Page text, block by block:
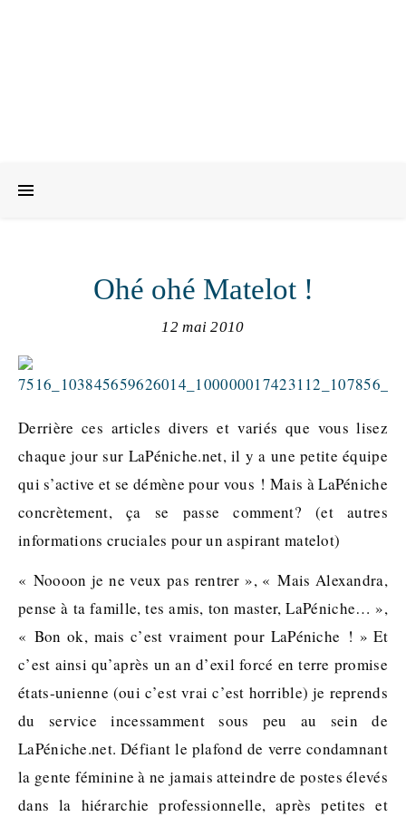
Ohé ohé Matelot !
12 mai 2010
Derrière ces articles divers et variés que vous lisez
chaque jour sur LaPéniche.net, il y a une petite équipe
qui s’active et se démène pour vous ! Mais à LaPéniche
concrètement, ça se passe comment? (et autres
informations cruciales pour un aspirant matelot)
« Noooon je ne veux pas rentrer », « Mais Alexandra,
pense à ta famille, tes amis, ton master, LaPéniche… »,
« Bon ok, mais c’est vraiment pour LaPéniche ! » Et
c’est ainsi qu’après un an d’exil forcé en terre promise
états-unienne (oui c’est vrai c’est horrible) je reprends
du service incessamment sous peu au sein de
LaPéniche.net. Défiant le plafond de verre condamnant
la gente féminine à ne jamais atteindre de postes élevés
dans la hiérarchie professionnelle, après petites et